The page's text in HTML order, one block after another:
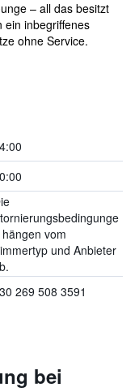
– all das besitzt
ein inbegriffenes
ohne Service.
hängen vom
und Anbieter
269 508 3591
bei